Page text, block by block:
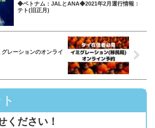
◆ベトナム：JALとANA◆2021年2月運行情報：
テト(旧正月)
レーションのオンライ
ください！